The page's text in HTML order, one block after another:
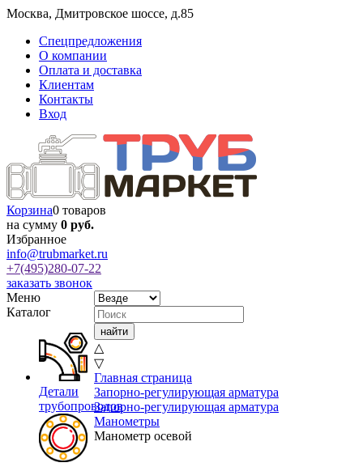
Москва, Дмитровское шоссе, д.85
Спецпредложения
О компании
Оплата и доставка
Клиентам
Контакты
Вход
Корзина0 товаров
на сумму 0 руб.
Избранное
info@trubmarket.ru
+7(495)280-07-22
заказать звонок
Меню
Каталог
Детали
трубопроводов
△
▽
Главная страница
Запорно-регулирующая арматура
Запорно-регулирующая арматура
Манометры
Манометр осевой